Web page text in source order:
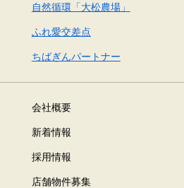
自然循環「大松農場」
ふれ愛交差点
ちばぎんパートナー
会社概要
新着情報
採用情報
店舗物件募集